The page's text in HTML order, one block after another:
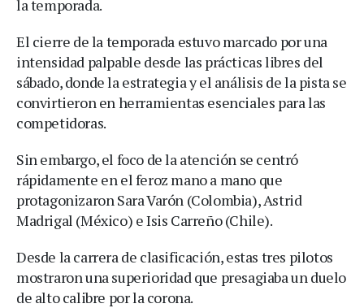
la temporada.
El cierre de la temporada estuvo marcado por una
intensidad palpable desde las prácticas libres del
sábado, donde la estrategia y el análisis de la pista se
convirtieron en herramientas esenciales para las
competidoras.
Sin embargo, el foco de la atención se centró
rápidamente en el feroz mano a mano que
protagonizaron Sara Varón (Colombia), Astrid
Madrigal (México) e Isis Carreño (Chile).
Desde la carrera de clasificación, estas tres pilotos
mostraron una superioridad que presagiaba un duelo
de alto calibre por la corona.